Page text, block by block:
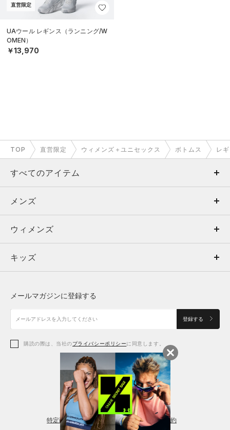
直営限定
UAウール レギンス（ランニング/W
OMEN）
￥13,970
TOP 直営限定 ウィメンズ＋ユニセックス ボトムス レ
すべてのアイテム
メンズ
ウィメンズ
キッズ
アクセサリー
メンズ
トップス
ボトムス
アクセサリー
ウィメンズ
トップス
シューズ
アクセサリー
レギンス＆タイツ
キッズ
シューズ
メールマガジンに登録する
登録する
購読の際は、当社のプライバシーポリシーに同意します。
特定商取引法に基づく通販の表記 会員規約